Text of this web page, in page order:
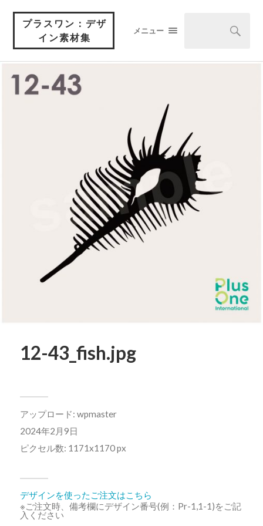
プラスワン：デザ
イン素材集
メニュー
12-43_fish.jpg
アップロード: wpmaster
2024年2月9日
ピクセル数: 1171x1170 px
デザインを使ったご注文はこちら
※ご注文時、備考欄にデザイン番号(例：Pr-1,1-1)をご記
入ください